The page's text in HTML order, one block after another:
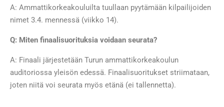
A: Ammattikorkeakouluilta tuullaan pyytämään kilpailijoiden
nimet 3.4. mennessä (viikko 14).
Q: Miten finaalisuorituksia voidaan seurata?
A: Finaali järjestetään Turun ammattikorkeakoulun
auditoriossa yleisön edessä. Finaalisuoritukset striimataan,
joten niitä voi seurata myös etänä (ei tallennetta).